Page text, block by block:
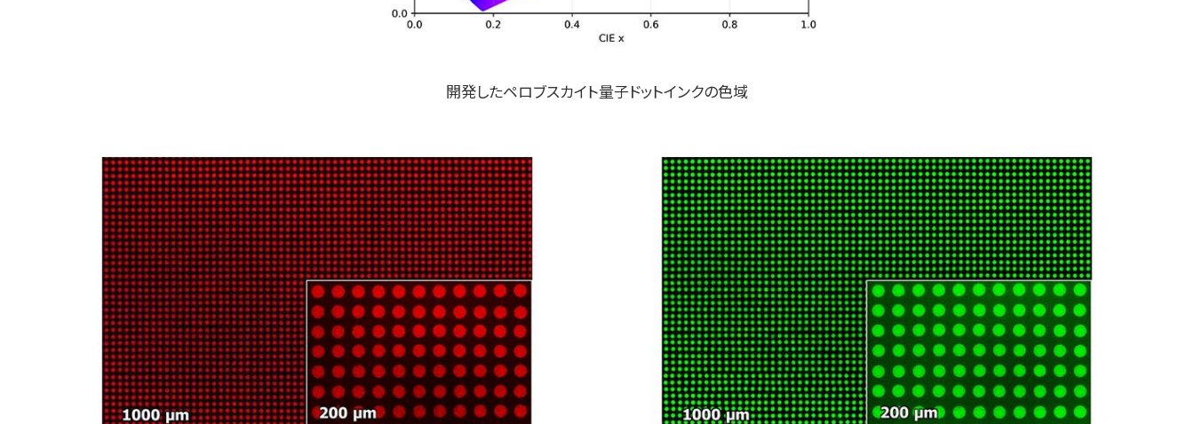
開発したペロブスカイト量子ドットインクの色域